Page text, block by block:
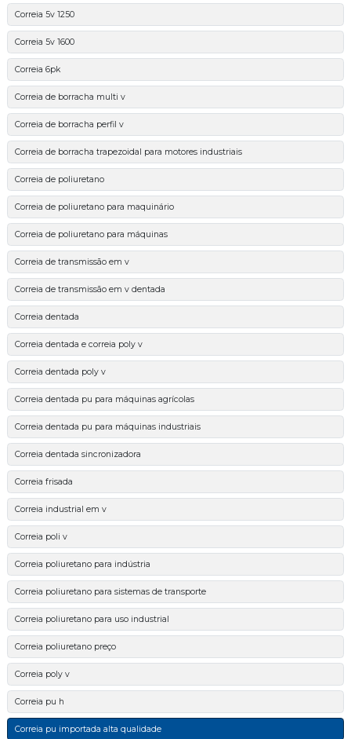
Correia 5v 1250
Correia 5v 1600
Correia 6pk
Correia de borracha multi v
Correia de borracha perfil v
Correia de borracha trapezoidal para motores industriais
Correia de poliuretano
Correia de poliuretano para maquinário
Correia de poliuretano para máquinas
Correia de transmissão em v
Correia de transmissão em v dentada
Correia dentada
Correia dentada e correia poly v
Correia dentada poly v
Correia dentada pu para máquinas agrícolas
Correia dentada pu para máquinas industriais
Correia dentada sincronizadora
Correia frisada
Correia industrial em v
Correia poli v
Correia poliuretano para indústria
Correia poliuretano para sistemas de transporte
Correia poliuretano para uso industrial
Correia poliuretano preço
Correia poly v
Correia pu h
Correia pu importada alta qualidade